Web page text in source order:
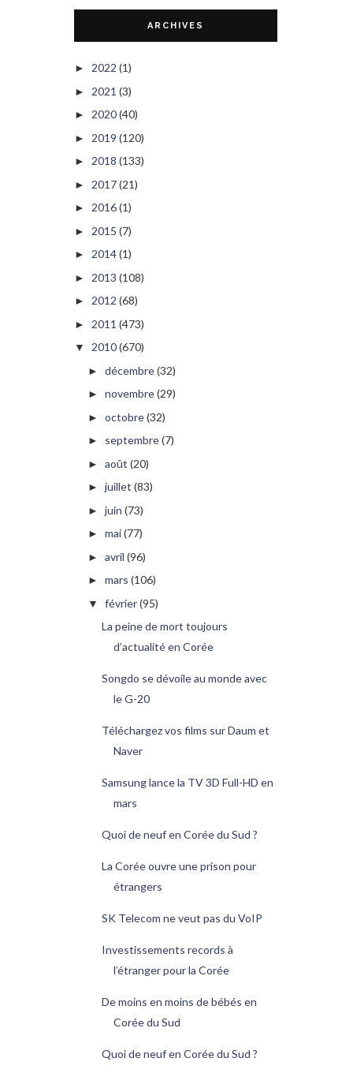
ARCHIVES
► 2022 (1)
► 2021 (3)
► 2020(40)
► 2019 (120)
► 2018 (133)
► 2017(21)
► 2016(1)
► 2015 (7)
► 2014(1)
► 2013 (108)
► 2012 (68)
► 2011 (473)
▼ 2010(670)
► décembre(32)
► novembre(29)
► octobre(32)
► septembre(7)
► août (20)
► juillet (83)
► juin (73)
► mai(77)
► avril (96)
► mars (106)
▼ février(95)
La peine de mort toujours
d’actualité en Corée
Songdo se dévoile au monde avec
le G-20
Téléchargez vos films sur Daum et
Naver
Samsung lance la TV 3D Full-HD en
mars
Quoi de neuf en Corée du Sud ?
La Corée ouvre une prison pour
étrangers
SK Telecom ne veut pas du VoIP
Investissements records à
l’étranger pour la Corée
De moins en moins de bébés en
Corée du Sud
Quoi de neuf en Corée du Sud ?